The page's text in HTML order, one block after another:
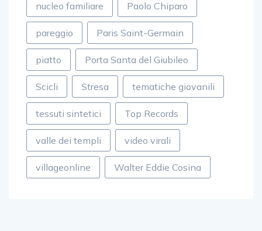
nucleo familiare Paolo Chiparo
pareggio Paris Saint-Germain
piatto Porta Santa del Giubileo
Scicli Stresa tematiche giovanili
tessuti sintetici Top Records
valle dei templi video virali
villageonline Walter Eddie Cosina